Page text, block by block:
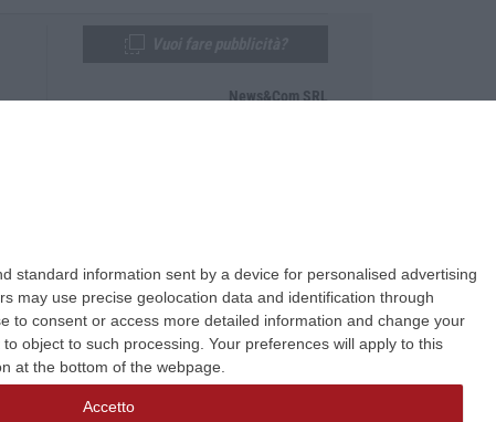
standard information sent by a device for personalised advertising
may use precise geolocation data and identification through
to consent or access more detailed information and change your
object to such processing. Your preferences will apply to this
at the bottom of the webpage.
Accetto
News&Com SRL